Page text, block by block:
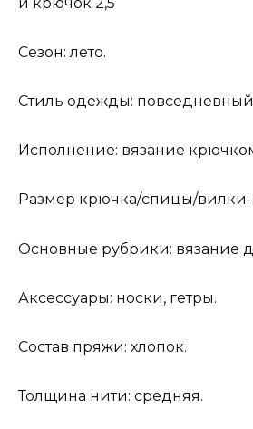
Сезон: лето.
Стиль одежды:
Исполнение: вязание
Размер крючка/спицы/вилки:
Основные рубрики: вязание
Аксессуары: носки, гетры.
Состав пряжи: хлопок.
Толщина нити: средняя.